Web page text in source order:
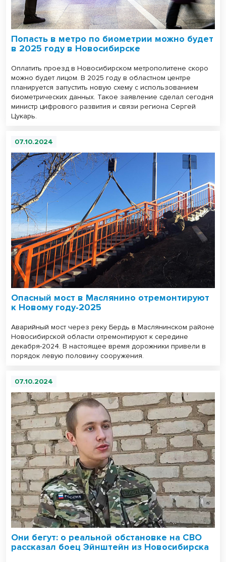
Попасть в метро по биометрии можно будет
в 2025 году в Новосибирске
Оплатить проезд в Новосибирском метрополитене скоро
можно будет лицом. В 2025 году в областном центре
планируется запустить новую схему с использованием
биометрических данных. Такое заявление сделал сегодня
министр цифрового развития и связи региона Сергей
Цукарь.
07.10.2024
Опасный мост в Маслянино отремонтируют
к Новому году-2025
Аварийный мост через реку Бердь в Маслянинском районе
Новосибирской области отремонтируют к середине
декабря-2024. В настоящее время дорожники привели в
порядок левую половину сооружения.
07.10.2024
Они бегут: о реальной обстановке на СВО
рассказал боец Эйнштейн из Новосибирска